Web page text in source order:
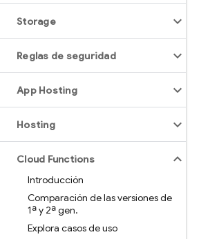
Storage
Reglas de seguridad
App Hosting
Hosting
Cloud Functions
Introducción
Comparación de las versiones de
1ª y 2ª gen.
Explora casos de uso